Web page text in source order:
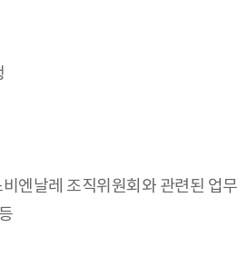
엔날레 조직위원회와 관련된 업무